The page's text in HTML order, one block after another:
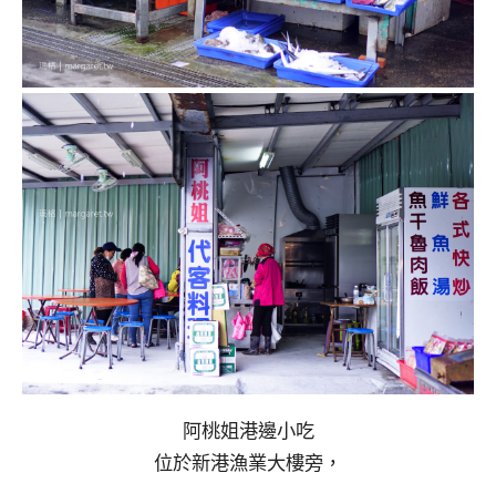
阿桃姐港邊小吃
位於新港漁業大樓旁，